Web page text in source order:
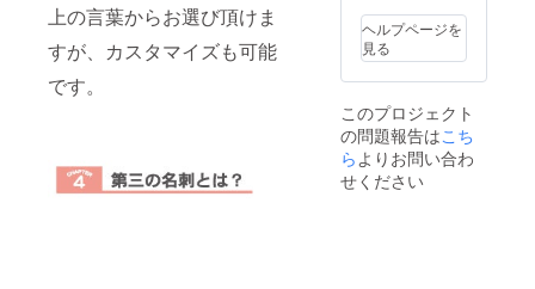
上の言葉からお選び頂けま
すが、カスタマイズも可能
です。
ヘルプページを
見る
このプロジェクト
の問題報告はこち
ら よりお問い合わ
せください